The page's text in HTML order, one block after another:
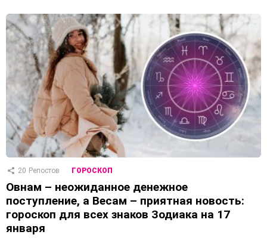
20 Репостов ГОРОСКОП
Овнам – неожиданное денежное
поступление, а Весам – приятная новость:
гороскоп для всех знаков Зодиака на 17
января